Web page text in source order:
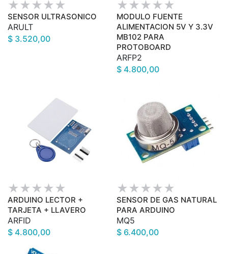
SENSOR ULTRASONICO
ARULT
$ 3.520,00
MODULO FUENTE
ALIMENTACION 5V Y 3.3V
MB102 PARA
PROTOBOARD
ARFP2
$ 4.800,00
ARDUINO LECTOR +
TARJETA + LLAVERO
ARFID
$ 4.800,00
SENSOR DE GAS NATURAL
PARA ARDUINO
MQ5
$ 6.400,00